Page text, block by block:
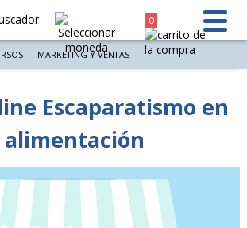
0
MARKETING Y VENTAS
Escaparatismo en